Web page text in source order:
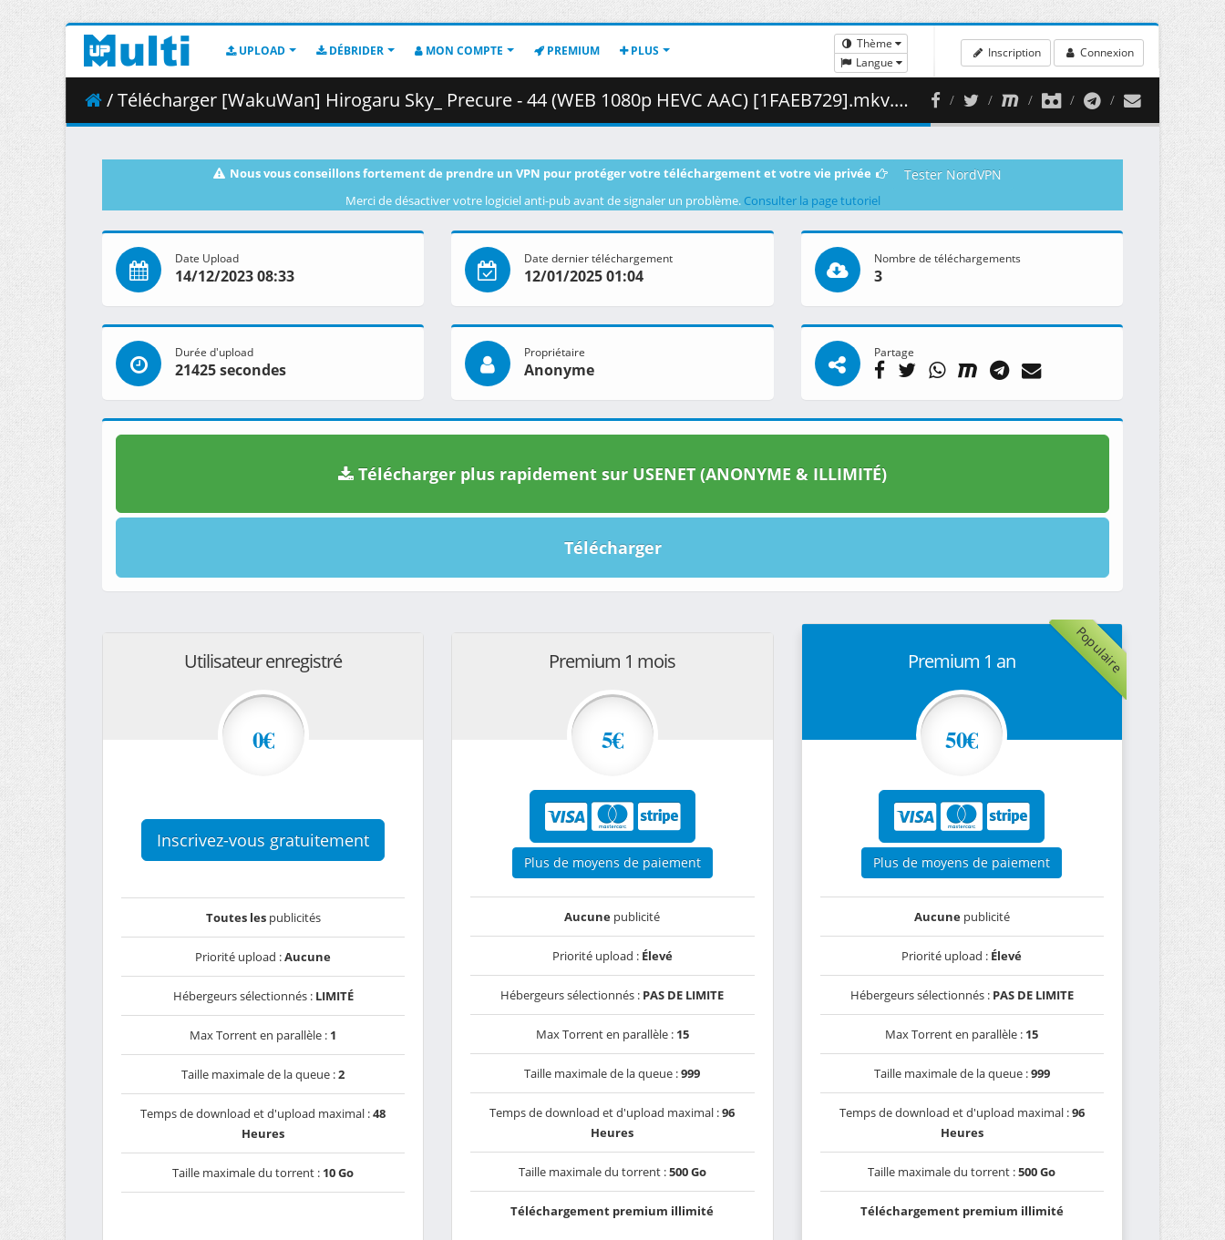
UPLOAD DÉBRIDER MON COMPTE PREMIUM PLUS
Thème
Langue
Inscription Connexion
/ Télécharger [WakuWan] Hirogaru Sky_ Precure - 44 (WEB 1080p HEVC AAC) [1FAEB729].mkv.004 ( 498.00 MB )
Nous vous conseillons fortement de prendre un VPN pour protéger votre téléchargement et votre vie privée Tester NordVPN
Merci de désactiver votre logiciel anti-pub avant de signaler un problème. Consulter la page tutoriel
Date Upload
14/12/2023 08:33
Date dernier téléchargement
12/01/2025 01:04
Nombre de téléchargements
3
Durée d'upload
21425 secondes
Propriétaire
Anonyme
Partage
Télécharger plus rapidement sur USENET (ANONYME & ILLIMITÉ)
Télécharger
Utilisateur enregistré
0€
Inscrivez-vous gratuitement
Toutes lespublicités
Priorité upload :Aucune
Hébergeurs sélectionnés : LIMITÉ
Max Torrent en parallèle : 1
Taille maximale de la queue :2
Temps de download et d'upload maximal :48
Heures
Taille maximale du torrent : 10 Go
Premium 1 mois
5€
Plus de moyens de paiement
Aucune publicité
Priorité upload : Élevé
Hébergeurs sélectionnés : PAS DE LIMITE
Max Torrent en parallèle : 15
Taille maximale de la queue :999
Temps de download et d'upload maximal :96
Heures
Taille maximale du torrent :500 Go
Téléchargement premium illimité
Populaire
Premium 1 an
50€
Plus de moyens de paiement
Aucunepublicité
Priorité upload : Élevé
Hébergeurs sélectionnés : PAS DE LIMITE
Max Torrent en parallèle : 15
Taille maximale de la queue :999
Temps de download et d'upload maximal :96
Heures
Taille maximale du torrent :500 Go
Téléchargement premium illimité